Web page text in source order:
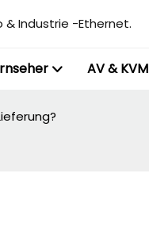
& Industrie -Ethernet.
AV & KVM